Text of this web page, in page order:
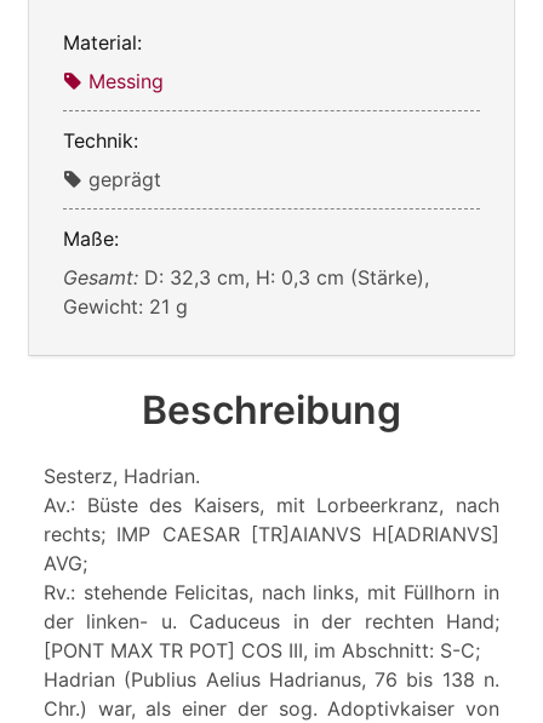
Material:
Messing
Technik:
geprägt
Maße:
Gesamt: D: 32,3 cm, H: 0,3 cm (Stärke),
Gewicht: 21 g
Beschreibung
Sesterz, Hadrian.
Av.: Büste des Kaisers, mit Lorbeerkranz, nach
rechts; IMP CAESAR [TR]AIANVS H[ADRIANVS]
AVG;
Rv.: stehende Felicitas, nach links, mit Füllhorn in
der linken- u. Caduceus in der rechten Hand;
[PONT MAX TR POT] COS III, im Abschnitt: S-C;
Hadrian (Publius Aelius Hadrianus, 76 bis 138 n.
Chr.) war, als einer der sog. Adoptivkaiser von